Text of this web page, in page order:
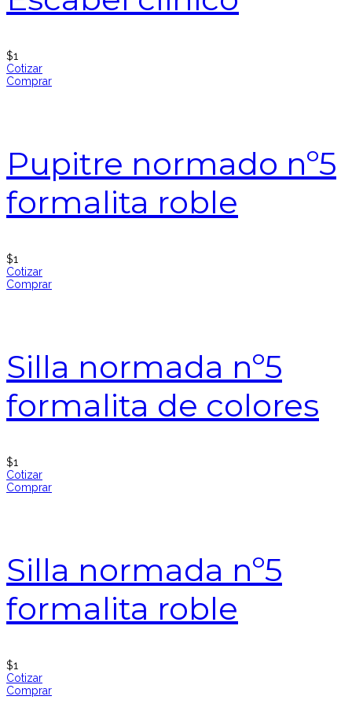
$1
Cotizar
Comprar
Pupitre normado nº5
formalita roble
$1
Cotizar
Comprar
Silla normada nº5
formalita de colores
$1
Cotizar
Comprar
Silla normada nº5
formalita roble
$1
Cotizar
Comprar